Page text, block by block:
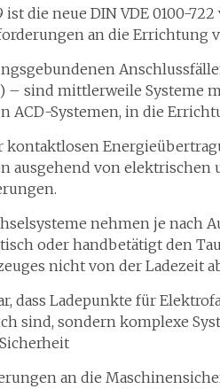
ist die neue DIN VDE 0100-
an die Errichtung
– sind mittlerweile Systeme
ACD-Systemen, in die
kontaktlosen
ausgehend von elektrischen
nehmen je nach
oder handbetätigt den
nicht von der Ladezeit
dass Ladepunkte für
sind, sondern komplexe
an die